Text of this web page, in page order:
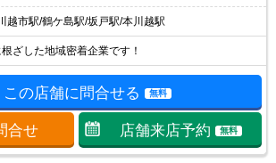
越市駅/鶴ケ島駅/坂戸駅/本川越駅
ざした地域密着企業です！
この店舗に問合せる 無料
合せ 店舗来店予約 無料